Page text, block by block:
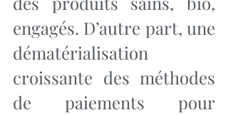
engagés. D’autre part, une
dématérialisation
croissante des méthodes
de paiements pour